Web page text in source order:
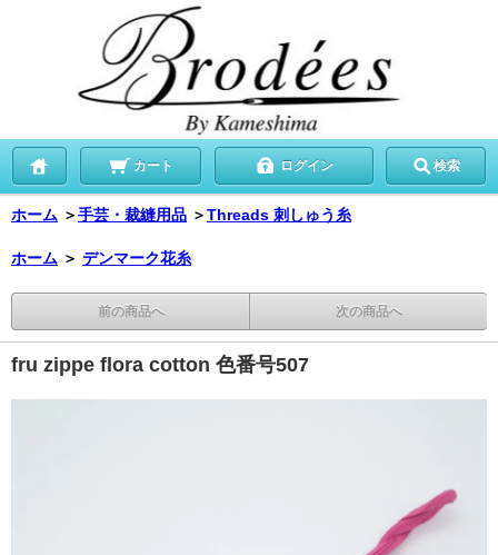
カート ログイン 検索
ホーム ＞手芸・裁縫用品 ＞Threads 刺しゅう糸
ホーム ＞ デンマーク花糸
前の商品へ 次の商品へ
fru zippe flora cotton 色番号507